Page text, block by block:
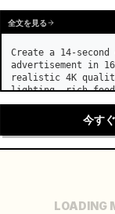
全文を見る
Create a 14-
advertisement in
realistic 4K
lighting, rich food
commercial
今す
LOADING